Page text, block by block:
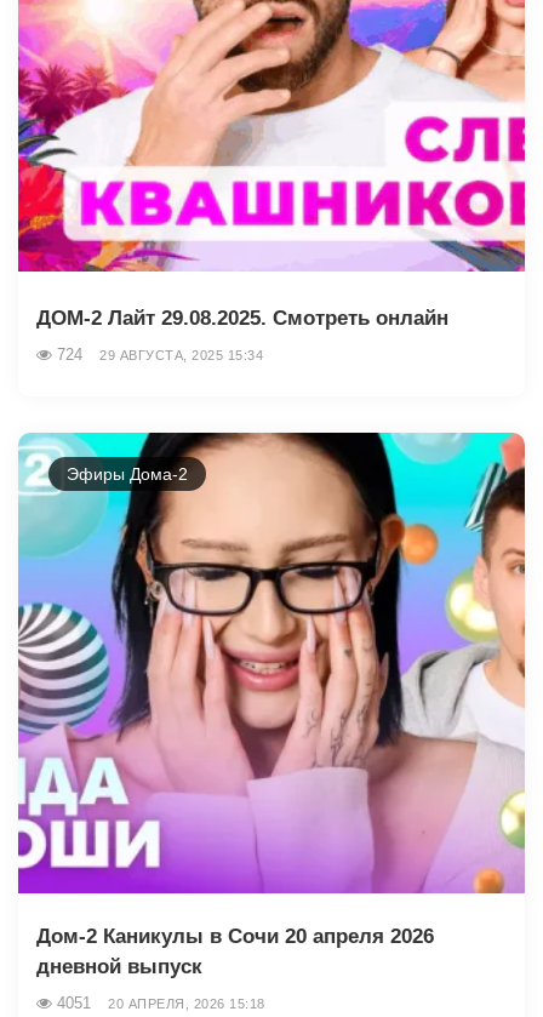
ДОМ-2 Лайт 29.08.2025. Смотреть онлайн
724 29 АВГУСТА, 2025 15:34
Эфиры Дома-2
Дом-2 Каникулы в Сочи 20 апреля 2026
дневной выпуск
4051 20 АПРЕЛЯ, 2026 15:18